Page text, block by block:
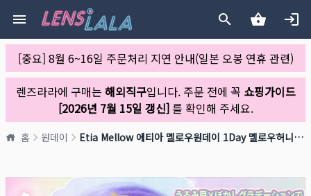
[중요] 8월 6~16일 주문처리 지연 안내(일본 오봉 연휴 관련)
렌즈라라에 구매는 해외직구입니다. 주문 전에 꼭 쇼핑가이드
[2026년 7월 15일 갱신]를 확인해 주세요.
홈 원데이 Etia Mellow 에티아 멜로우원데이 1Day 멜로우허니(1박스 10개들이)